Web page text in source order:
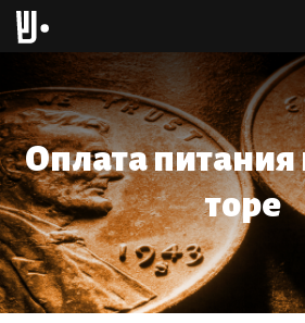
Оплата питания
торе